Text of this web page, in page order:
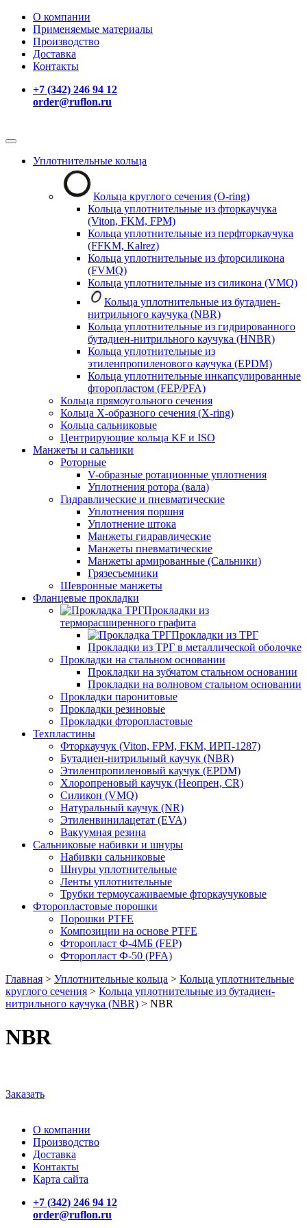
О компании
Применяемые материалы
Производство
Доставка
Контакты
+7 (342) 246 94 12
order@ruflon.ru
Уплотнительные кольца
Кольца круглого сечения (O-ring)
Кольца уплотнительные из фторкаучука
(Viton, FKM, FPM)
Кольца уплотнительные из перфторкаучука
(FFKM, Kalrez)
Кольца уплотнительные из фторсиликона
(FVMQ)
Кольца уплотнительные из силикона (VMQ)
Кольца уплотнительные из бутадиен-
нитрильного каучука (NBR)
Кольца уплотнительные из гидрированного
бутадиен-нитрильного каучука (HNBR)
Кольца уплотнительные из
этиленпропиленового каучука (EPDM)
Кольца уплотнительные инкапсулированные
фторопластом (FEP/PFA)
Кольца прямоугольного сечения
Кольца Х-образного сечения (X-ring)
Кольца сальниковые
Центрирующие кольца KF и ISO
Манжеты и сальники
Роторные
V-образные ротационные уплотнения
Уплотнения ротора (вала)
Гидравлические и пневматические
Уплотнения поршня
Уплотнение штока
Манжеты гидравлические
Манжеты пневматические
Манжеты армированные (Сальники)
Грязесъемники
Шевронные манжеты
Фланцевые прокладки
Прокладки из
терморасширенного графита
Прокладки из ТРГ
Прокладки из ТРГ в металлической оболочке
Прокладки на стальном основании
Прокладки на зубчатом стальном основании
Прокладки на волновом стальном основании
Прокладки паронитовые
Прокладки резиновые
Прокладки фторопластовые
Техпластины
Фторкаучук (Viton, FPM, FKM, ИРП-1287)
Бутадиен-нитрильный каучук (NBR)
Этиленпропиленовый каучук (EPDM)
Хлоропреновый каучук (Неопрен, CR)
Cиликон (VMQ)
Натуральный каучук (NR)
Этиленвинилацетат (EVA)
Вакуумная резина
Сальниковые набивки и шнуры
Набивки сальниковые
Шнуры уплотнительные
Ленты уплотнительные
Трубки термоусаживаемые фторкаучуковые
Фторопластовые порошки
Порошки PTFE
Композиции на основе PTFE
Фторопласт Ф-4МБ (FEP)
Фторопласт Ф-50 (PFA)
Главная > Уплотнительные кольца > Кольца уплотнительные
круглого сечения > Кольца уплотнительные из бутадиен-
нитрильного каучука (NBR) > NBR
NBR
Заказать
О компании
Производство
Доставка
Контакты
Карта сайта
+7 (342) 246 94 12
order@ruflon.ru